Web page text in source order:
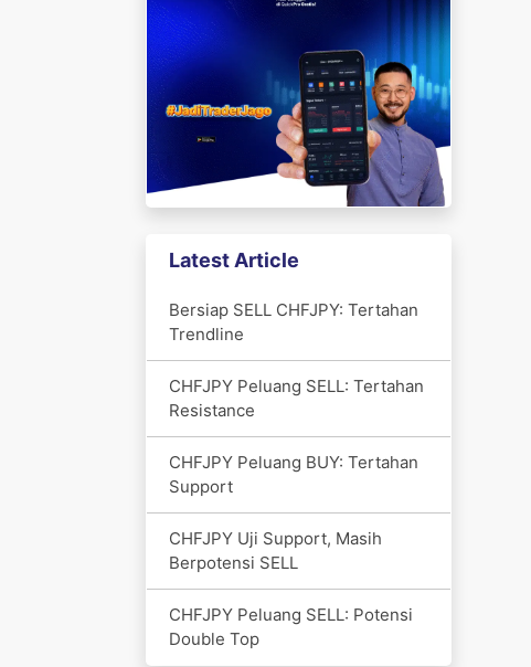
Latest Article
Bersiap SELL CHFJPY: Tertahan
Trendline
CHFJPY Peluang SELL: Tertahan
Resistance
CHFJPY Peluang BUY: Tertahan
Support
CHFJPY Uji Support, Masih
Berpotensi SELL
CHFJPY Peluang SELL: Potensi
Double Top